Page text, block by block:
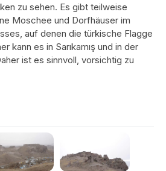
zu sehen. Es gibt teilweise
Moschee und Dorfhäuser im
auf denen die türkische Flagge
kann es in Sarıkamış und in der
ist es sinnvoll, vorsichtig zu